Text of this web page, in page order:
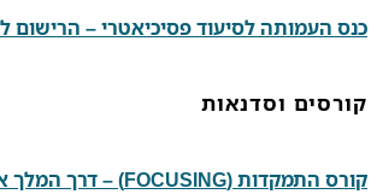
כנס העמותה לסיעוד פסיכיאטרי – הרישום
קורסים וסדנאות
קורס התמקדות (FOCUSING) – דרך המלך אל הלא ידוע